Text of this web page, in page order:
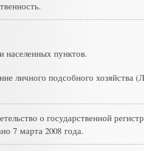
населенных пунктов.
личного подсобного хозяйства
о государственной
7 марта 2008 года.